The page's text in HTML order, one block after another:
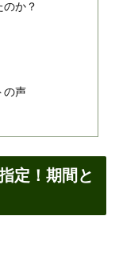
か？
の声
定！期間と